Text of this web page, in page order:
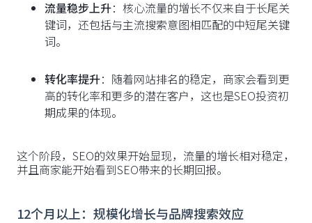
流量稳步上升：核心流量的增长不仅来自于长尾关
键词，还包括与主流搜索意图相匹配的中短尾关键
词。
转化率提升：随着网站排名的稳定，商家会看到更
高的转化率和更多的潜在客户，这也是SEO投资初
期成果的体现。
这个阶段，SEO的效果开始显现，流量的增长相对稳定，
并且商家能开始看到SEO带来的长期回报。
12个月以上：规模化增长与品牌搜索效应